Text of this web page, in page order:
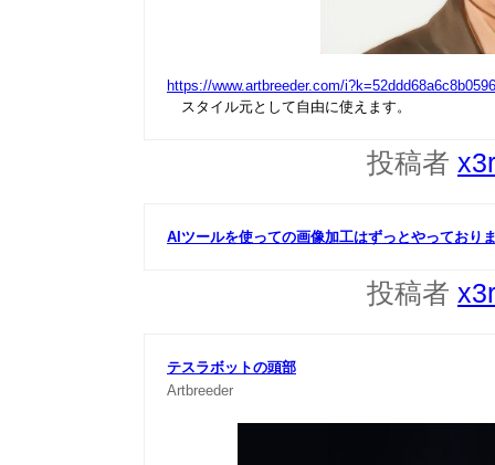
https://www.artbreeder.com/
スタイル元として自由に使えます。
投稿者
AIツールを使っての画像加工はずっとやっており
投稿者
テスラボットの頭部
Artbreeder